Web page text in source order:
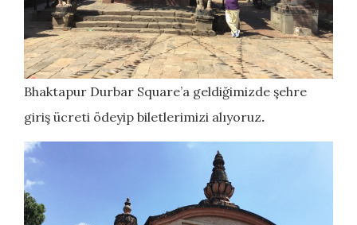
Bhaktapur Durbar Square’a geldiğimizde şehre
giriş ücreti ödeyip biletlerimizi alıyoruz.